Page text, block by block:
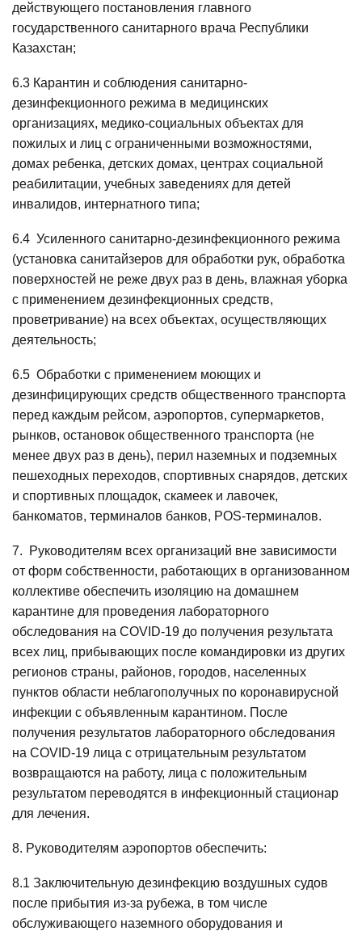
действующего постановления главного
государственного санитарного врача Республики
Казахстан;
6.3 Карантин и соблюдения санитарно-
дезинфекционного режима в медицинских
организациях, медико-социальных объектах для
пожилых и лиц с ограниченными возможностями,
домах ребенка, детских домах, центрах социальной
реабилитации, учебных заведениях для детей
инвалидов, интернатного типа;
6.4 Усиленного санитарно-дезинфекционного режима
(установка санитайзеров для обработки рук, обработка
поверхностей не реже двух раз в день, влажная уборка
с применением дезинфекционных средств,
проветривание) на всех объектах, осуществляющих
деятельность;
6.5 Обработки с применением моющих и
дезинфицирующих средств общественного транспорта
перед каждым рейсом, аэропортов, супермаркетов,
рынков, остановок общественного транспорта (не
менее двух раз в день), перил наземных и подземных
пешеходных переходов, спортивных снарядов, детских
и спортивных площадок, скамеек и лавочек,
банкоматов, терминалов банков, POS-терминалов.
7. Руководителям всех организаций вне зависимости
от форм собственности, работающих в организованном
коллективе обеспечить изоляцию на домашнем
карантине для проведения лабораторного
обследования на COVID-19 до получения результата
всех лиц, прибывающих после командировки из других
регионов страны, районов, городов, населенных
пунктов области неблагополучных по коронавирусной
инфекции с объявленным карантином. После
получения результатов лабораторного обследования
на COVID-19 лица с отрицательным результатом
возвращаются на работу, лица с положительным
результатом переводятся в инфекционный стационар
для лечения.
8. Руководителям аэропортов обеспечить:
8.1 Заключительную дезинфекцию воздушных судов
после прибытия из-за рубежа, в том числе
обслуживающего наземного оборудования и